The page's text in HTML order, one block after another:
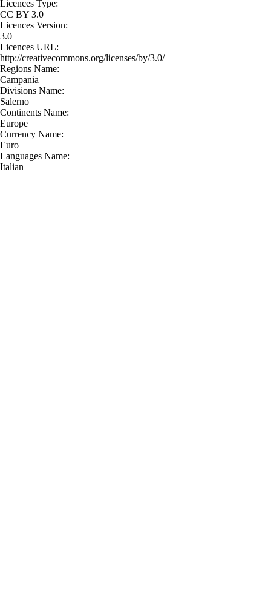
Licences Type:
CC BY 3.0
Licences Version:
3.0
Licences URL:
http://creativecommons.org/licenses/by/3.0/
Regions Name:
Campania
Divisions Name:
Salerno
Continents Name:
Europe
Currency Name:
Euro
Languages Name:
Italian